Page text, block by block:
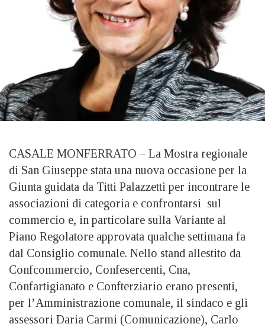
CASALE MONFERRATO – La Mostra regionale
di San Giuseppe stata una nuova occasione per la
Giunta guidata da Titti Palazzetti per incontrare le
associazioni di categoria e confrontarsi sul
commercio e, in particolare sulla Variante al
Piano Regolatore approvata qualche settimana fa
dal Consiglio comunale. Nello stand allestito da
Confcommercio, Confesercenti, Cna,
Confartigianato e Confterziario erano presenti,
per l’Amministrazione comunale, il sindaco e gli
assessori Daria Carmi (Comunicazione), Carlo